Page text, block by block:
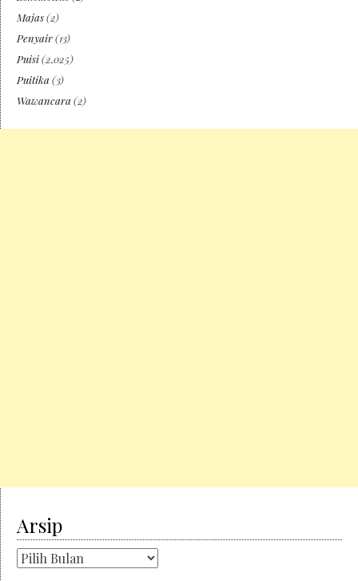
Majas(2)
Penyair(13)
Puisi(2,025)
Puitika (3)
Wawancara (2)
Arsip
Arsip